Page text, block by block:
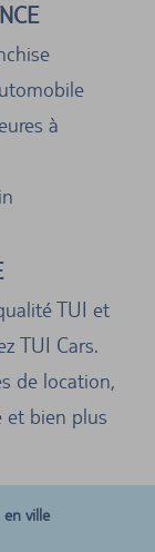
à
TUI et
TUI Cars.
de location,
et bien plus
ville